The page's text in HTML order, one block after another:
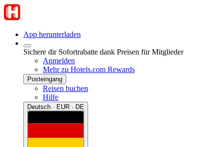
App herunterladen
Sichere dir Sofortrabatte dank Preisen für Mitglieder
Anmelden
Mehr zu Hotels.com Rewards
Posteingang
Reisen buchen
Hilfe
Deutsch · EUR · DE